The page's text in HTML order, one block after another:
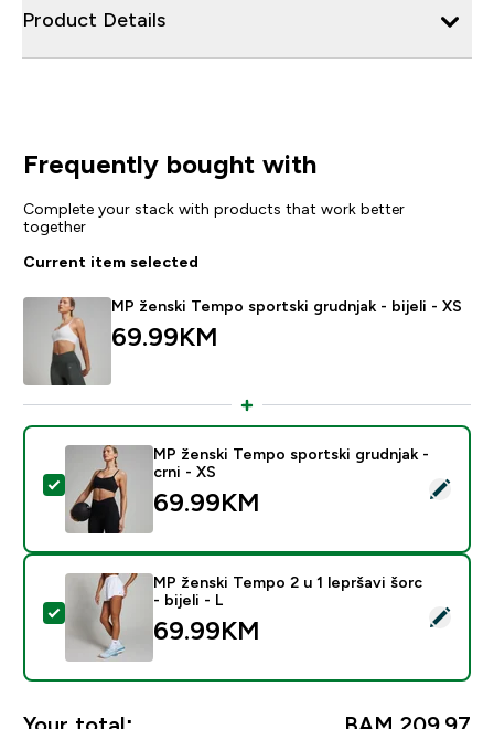
Product Details
Frequently bought with
Complete your stack with products that work better
together
Current item selected
MP ženski Tempo sportski grudnjak - bijeli - XS
69.99KM‎
Select this product - MP ženski Tempo sportski
MP ženski Tempo sportski grudnjak -
crni - XS
69.99KM‎
Select this product - MP ženski Tempo 2 u 1 lepršavi
MP ženski Tempo 2 u 1 lepršavi šorc
- bijeli - L
69.99KM‎